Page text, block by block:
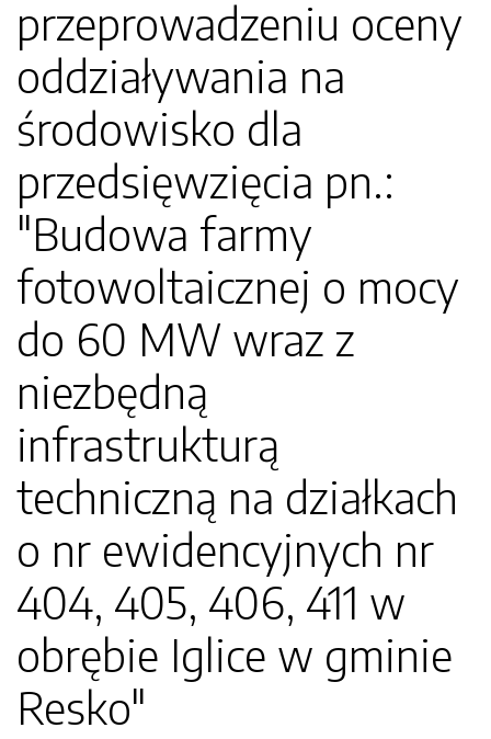
przeprowadzeniu oceny
oddziaływania na
środowisko dla
przedsięwzięcia pn.:
"Budowa farmy
fotowoltaicznej o mocy
do 60 MW wraz z
niezbędną
infrastrukturą
techniczną na działkach
o nr ewidencyjnych nr
404, 405, 406, 411 w
obrębie Iglice w gminie
Resko"